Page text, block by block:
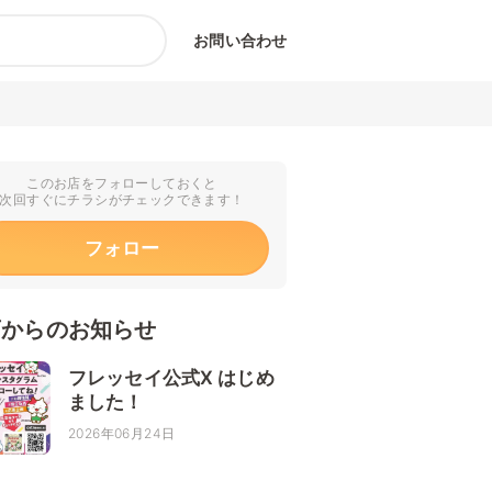
お問い合わせ
このお店をフォローしておくと
次回すぐにチラシがチェックできます！
フォロー
らのお知らせ
フレッセイ公式X はじめ
ました！
2026年06月24日